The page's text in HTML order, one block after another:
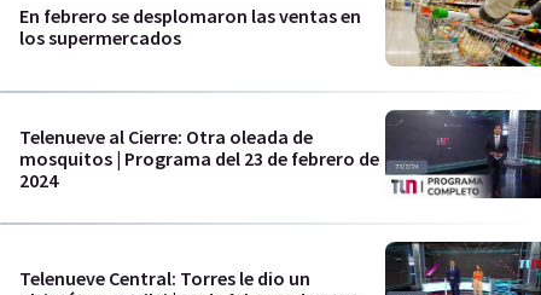
En febrero se desplomaron las ventas en
los supermercados
Telenueve al Cierre: Otra oleada de
mosquitos | Programa del 23 de febrero de
2024
Telenueve Central: Torres le dio un